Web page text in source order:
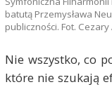
batutą Przemysława
publiczności. Fot.
Nie wszystko, co
które nie szukają